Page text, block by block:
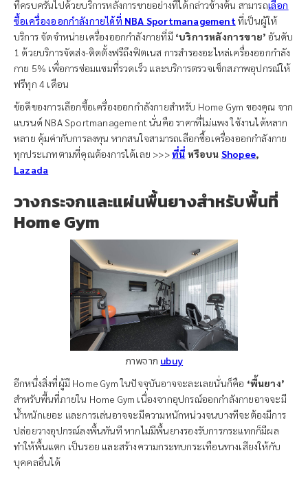
ที่ครบครันไปด้วยบริการหลังการขายอย่างที่ได้กล่าวข้างต้น สามารถเลือก
ซื้อเครื่องออกกำลังกายได้ที่ NBA Sportmanagement ที่เป็นผู้ให้
บริการ จัดจำหน่ายเครื่องออกกำลังกายที่มี ‘บริการหลังการขาย’ อันดับ
1 ด้วยบริการจัดส่ง-ติดตั้งฟรีถึงฟิตเนส การสำรองอะไหล่เครื่องออกกำลัง
กาย 5% เพื่อการซ่อมแซมที่รวดเร็ว และบริการตรวจเช็กสภาพอุปกรณ์ให้
ฟรีทุก 4 เดือน
ข้อดีของการเลือกซื้อเครื่องออกกำลังกายสำหรับ Home Gym ของคุณ จาก
แบรนด์ NBA Sportmanagement นั่นคือ ราคาที่ไม่แพง ใช้งานได้หลาก
หลาย คุ้มค่ากับการลงทุน หากสนใจสามารถเลือกซื้อเครื่องออกกำลังกาย
ทุกประเภทตามที่คุณต้องการได้เลย >>>ที่นี่ หรือบน Shopee,
Lazada
วางกระจกและแผ่นพื้นยางสำหรับพื้นที่
Home Gym
ภาพจาก ubuy
อีกหนึ่งสิ่งที่ผู้มี Home Gym ในปัจจุบันอาจจะละเลยนั่นก็คือ ‘พื้นยาง’
สำหรับพื้นที่ภายใน Home Gym เนื่องจากอุปกรณ์ออกกำลังกายอาจจะมี
น้ำหนักเยอะ และการเล่นอาจจะมีความหนักหน่วงจนบางทีจะต้องมีการ
ปล่อยวางอุปกรณ์ลงพื้นทันที หากไม่มีพื้นยางรองรับการกระแทกก็มีผล
ทำให้พื้นแตก เป็นรอย และสร้างความกระทบกระเทือนทางเสียงให้กับ
บุคคลอื่นได้